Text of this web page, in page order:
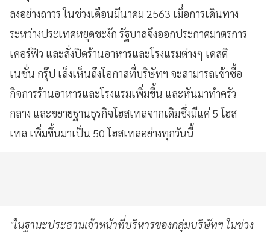
ลงอย่างถาวร ในช่วงเดือนมีนาคม 2563 เมื่อการเดินทาง
ระหว่างประเทศหยุดชะงัก รัฐบาลจึงออกประกาศมาตรการ
เคอร์ฟิว และสั่งปิดร้านอาหารและโรงแรมต่างๆ เดสติ
เนชั่น กรุ๊ป เล็งเห็นถึงโอกาสที่บริษัทฯ จะสามารถเข้าซื้อ
กิจการร้านอาหารและโรงแรมเพิ่มขึ้น และหันมาทำครัว
กลาง และขยายฐานธุรกิจโฮสเทลจากเดิมซึ่งมีแค่ 5 โฮส
เทล เพิ่มขึ้นมาเป็น 50 โฮสเทลอย่างทุกวันนี้
"ในฐานะประธานเจ้าหน้าที่บริหารของกลุ่มบริษัทฯ ในช่วง